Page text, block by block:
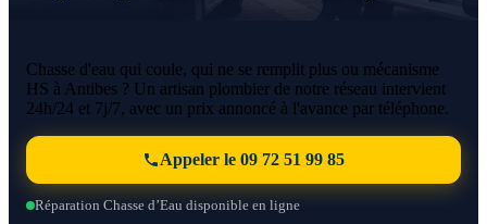
Chasse d'eau qui coule, qui ne se remplit plus ou mécanisme
HS à Antibes ? Un artisan plombier de notre réseau intervient
24h/24 et 7j/7, avec un prix annoncé à l'avance par téléphone.
Appeler le 09 72 51 99 85
Réparation Chasse d’Eau disponible en ligne